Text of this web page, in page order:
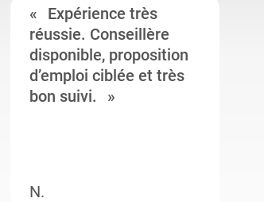
Expérience très
réussie. Conseillère
disponible, proposition
d’emploi ciblée et très
bon suivi.
N.